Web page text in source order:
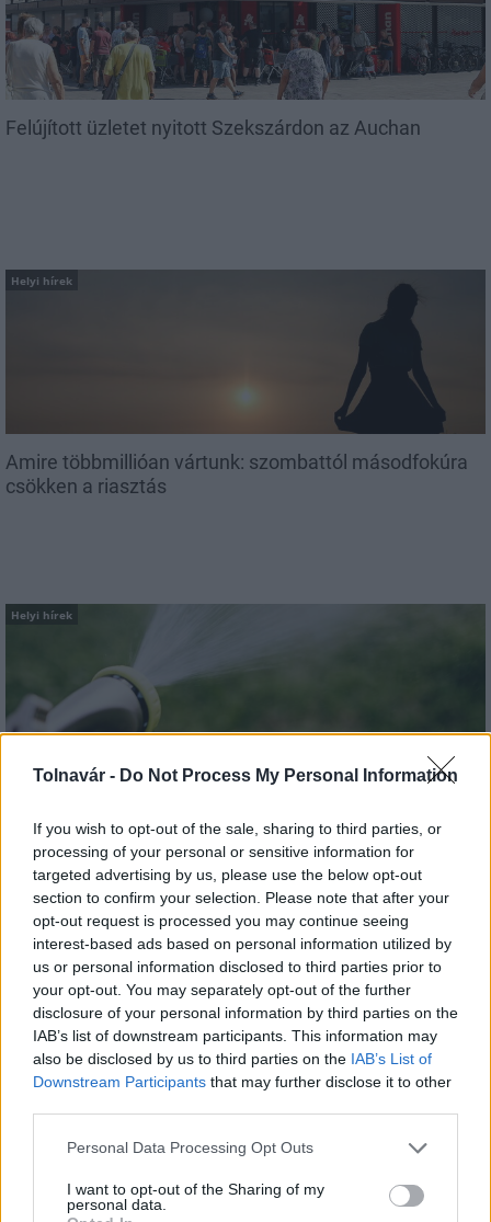
Tolnavár - Do Not Process My Personal Information
If you wish to opt-out of the sale, sharing to third parties, or
processing of your personal or sensitive information for
targeted advertising by us, please use the below opt-out
section to confirm your selection. Please note that after your
opt-out request is processed you may continue seeing
interest-based ads based on personal information utilized by
us or personal information disclosed to third parties prior to
your opt-out. You may separately opt-out of the further
disclosure of your personal information by third parties on the
IAB’s list of downstream participants. This information may
also be disclosed by us to third parties on the IAB’s List of
Downstream Participants that may further disclose it to other
Please note that this website/app uses one or more Google
not limited to your visit or usage behaviour. You may click to
grant or deny consent to Google and its third-party tags to
Personal Data Processing Opt Outs
I want to opt-out of the Sharing of my
personal data.
Felújított üzletet nyitott Szekszárdon az Auchan
Helyi hírek
Amire többmillióan vártunk: szombattól másodfokúra
csökken a riasztás
Helyi hírek
MAGYAR ÉPÍTŐK